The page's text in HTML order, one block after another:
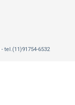
- tel.(11)91754-6532